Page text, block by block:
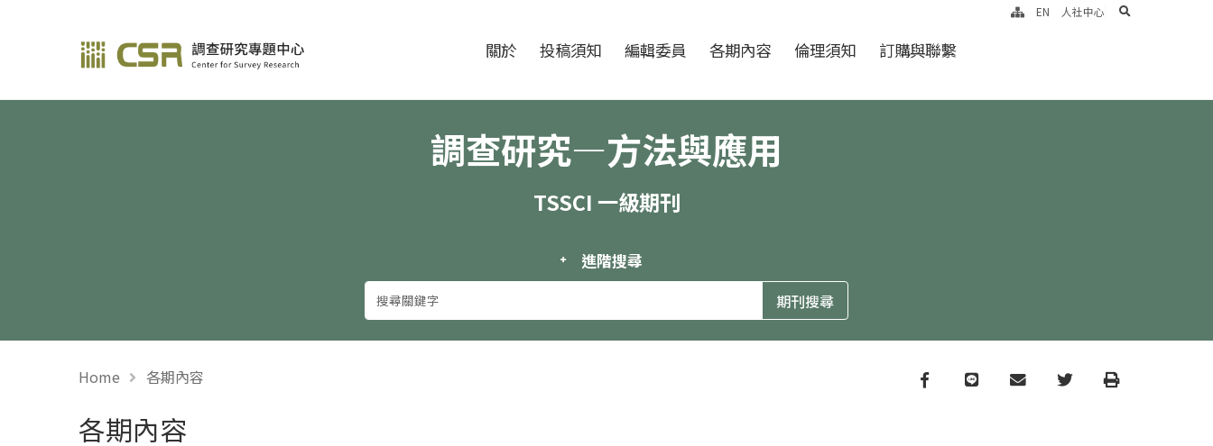
調查研究—方法與應用期刊 關於 投稿須知 編輯委員 各期內容 倫理須知 訂購與聯繫
EN 人社中心 search
調查研究—方法與應用
TSSCI 一級期刊
進階搜尋
Home 各期內容 Facebook
line email TwitterPrint
各期內容